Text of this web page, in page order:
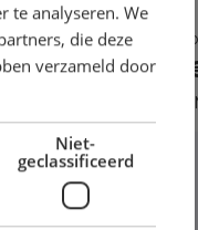
Preis
von
Ohne
te analyseren. We
die deze
verzameld door
Niet-
geclassificeerd